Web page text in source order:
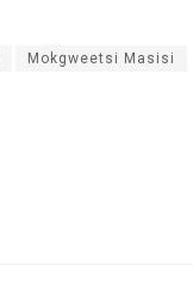
Mokgweetsi Masisi